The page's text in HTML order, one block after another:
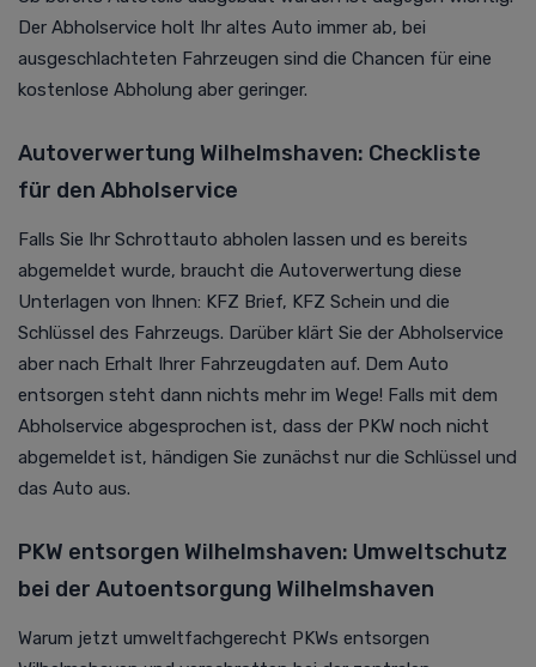
Der Abholservice holt Ihr altes Auto immer ab, bei
ausgeschlachteten Fahrzeugen sind die Chancen für eine
kostenlose Abholung aber geringer.
Autoverwertung Wilhelmshaven: Checkliste
für den Abholservice
Falls Sie Ihr Schrottauto abholen lassen und es bereits
abgemeldet wurde, braucht die Autoverwertung diese
Unterlagen von Ihnen: KFZ Brief, KFZ Schein und die
Schlüssel des Fahrzeugs. Darüber klärt Sie der Abholservice
aber nach Erhalt Ihrer Fahrzeugdaten auf. Dem Auto
entsorgen steht dann nichts mehr im Wege! Falls mit dem
Abholservice abgesprochen ist, dass der PKW noch nicht
abgemeldet ist, händigen Sie zunächst nur die Schlüssel und
das Auto aus.
PKW entsorgen Wilhelmshaven: Umweltschutz
bei der Autoentsorgung Wilhelmshaven
Warum jetzt umweltfachgerecht PKWs entsorgen